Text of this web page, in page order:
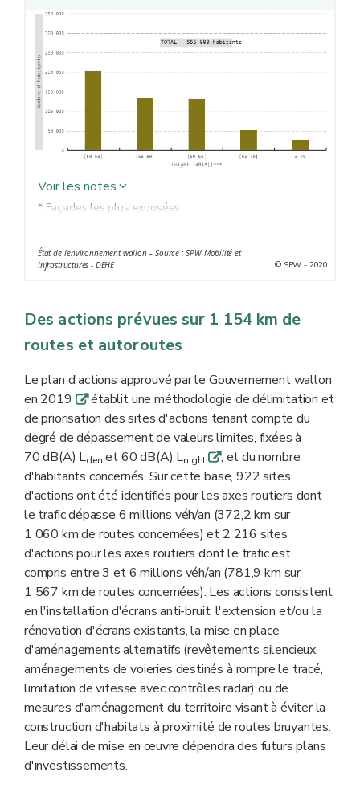
Voir les notes
* Façades les plus exposées
des axes routiers dont le trafic est compris entre 3 et 6
millions véh/an (carte 2017) et de la carte de bruit
*** Niveaux sonores moyens annuels sur l'ensemble des
périodes de nuit
État de l'environnement wallon – Source : SPW Mobilité et
Infrastructures - DEHE
© SPW - 2020
Des actions prévues sur 1 154 km de
routes et autoroutes
Le plan d'actions approuvé par le Gouvernement wallon
en 2019 qétablit une méthodologie de délimitation et
de priorisation des sites d'actions tenant compte du
degré de dépassement de valeurs limites, fixées à
70 dB(A) Lden et 60 dB(A) Lnightq, et du nombre
d'habitants concernés. Sur cette base, 922 sites
d'actions ont été identifiés pour les axes routiers dont
le trafic dépasse 6 millions véh/an (372,2 km sur
1 060 km de routes concernées) et 2 216 sites
d'actions pour les axes routiers dont le trafic est
compris entre 3 et 6 millions véh/an (781,9 km sur
1 567 km de routes concernées). Les actions consistent
en l'installation d'écrans anti-bruit, l'extension et/ou la
rénovation d'écrans existants, la mise en place
d'aménagements alternatifs (revêtements silencieux,
aménagements de voieries destinés à rompre le tracé,
limitation de vitesse avec contrôles radar) ou de
mesures d'aménagement du territoire visant à éviter la
construction d'habitats à proximité de routes bruyantes.
Leur délai de mise en œuvre dépendra des futurs plans
d'investissements.